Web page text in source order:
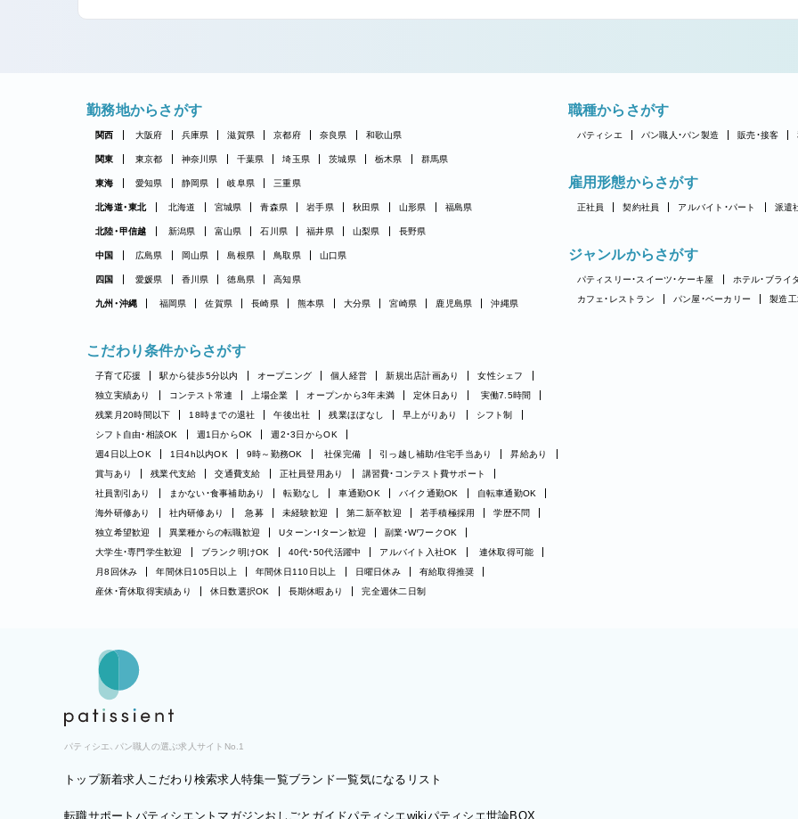
勤務地からさがす
関西 大阪府 兵庫県 滋賀県 京都府 奈良県 和歌山県
関東 東京都 神奈川県 千葉県 埼玉県 茨城県 栃木県 群馬県
東海 愛知県 静岡県 岐阜県 三重県
北海道・東北 北海道 宮城県 青森県 岩手県 秋田県 山形県 福島県
北陸・甲信越 新潟県 富山県 石川県 福井県 山梨県 長野県
中国 広島県 岡山県 島根県 鳥取県 山口県
四国 愛媛県 香川県 徳島県 高知県
九州・沖縄 福岡県 佐賀県 長崎県 熊本県 大分県 宮崎県 鹿児島県 沖縄県
職種からさがす
パティシエ パン職人・パン製造 販売・接客
雇用形態からさがす
正社員 契約社員 アルバイト・パート 派遣
ジャンルからさがす
パティスリー・スイーツ・ケーキ屋 ホテル・ブライ
カフェ・レストラン
パン屋・ベーカリー 製造工
こだわり条件からさがす
子育て応援 駅から徒歩5分以内 オープニング 個人経営 新規出店計画あり
女性シェフ
独立実績あり
コンテスト常連 上場企業 オープンから3年未満 定休日あり
実働7.5時間
残業月20時間以下
18時までの退社 午後出社 残業ほぼなし 早上がりあり
シフト制
シフト自由・相談OK
週1日からOK
週2・3日からOK
週4日以上OK
1日4h以内OK 9時～勤務OK 社保完備 引っ越し補助/住宅手当あり
昇給あり
賞与あり
残業代支給 交通費支給 正社員登用あり
講習費・コンテスト費サポート
社員割引あり
まかない・食事補助あり 転勤なし 車通勤OK バイク通勤OK
自転車通勤OK
海外研修あり
社内研修あり 急募 未経験歓迎 第二新卒歓迎 若手積極採用
学歴不問
独立希望歓迎
異業種からの転職歓迎 Uターン・Iターン歓迎
副業・WワークOK
大学生・専門学生歓迎
ブランク明けOK 40代・50代活躍中 アルバイト入社OK
連休取得可能
月8回休み
年間休日105日以上 年間休日110日以上 日曜日休み
有給取得推奨
産休・育休取得実績あり
休日数選択OK 長期休暇あり 完全週休二日制
パティシエ、パン職人の選ぶ求人サイトNo.1
トップ新着求人 こだわり検索求人特集一覧ブランド一覧気になるリスト
転職サポート パティシエントマガジンおしごとガイドパティシエwikiパティシエ世論BOX